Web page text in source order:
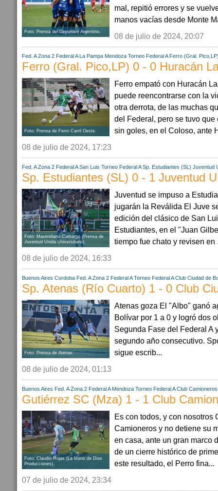
Foto: Prensa del Deportivo Argentino.
mal, repitió errores y se
manos vacías desde Monte
08 de julio de 2024, 20:07
Fed. A Zona 2 Federal A La Pampa Mendoza Torneo Federal A Ferro (Gral.
Ferro (Gral. Pico,LP) 0 - 0 Huracán
Foto: Prensa de Ferro Carril Oeste.
Ferro empató con Huracán
puede reencontrarse con la
otra derrota, de las muchas
del Federal, pero se tuvo
sin goles, en el Coloso, ante
08 de julio de 2024, 17:23
Fed. A Zona 2 Federal A San Luis Torneo Federal A Sp. Estudiantes (SL) Juventud
Sp. Estudiantes (SL) 0 - 1 Juventud
Foto: Maximiliano Camargo (Prensa de
Juventud Unida Universitario).
Juventud se impuso a
jugarán la Reválida El Juve
edición del clásico de San
Estudiantes, en el "Juan
tiempo fue chato y revisen en
08 de julio de 2024, 16:33
Buenos Aires Cordoba Fed. A Zona 2 Federal A Torneo Federal A Club Ciudad de
Sp. Atenas (Río Cuarto) 1 - 0 Club
Foto: Prensa de Atenas.
Atenas goza El "Albo" ganó
Bolívar por 1 a 0 y logró dos
Segunda Fase del Federal A
segundo año consecutivo.
sigue escrib...
08 de julio de 2024, 01:13
Buenos Aires Fed. A Zona 2 Federal A Mendoza Torneo Federal A Club Camioneros
Gutiérrez SC (Mza) 1 - 1 Club
Foto: Claudio Rojas (La Mano de Dios
Producciones).
Es con todos, y con nosotros
Camioneros y no detiene su
en casa, ante un gran marco
de un cierre histórico de
este resultado, el Perro fina...
07 de julio de 2024, 23:34